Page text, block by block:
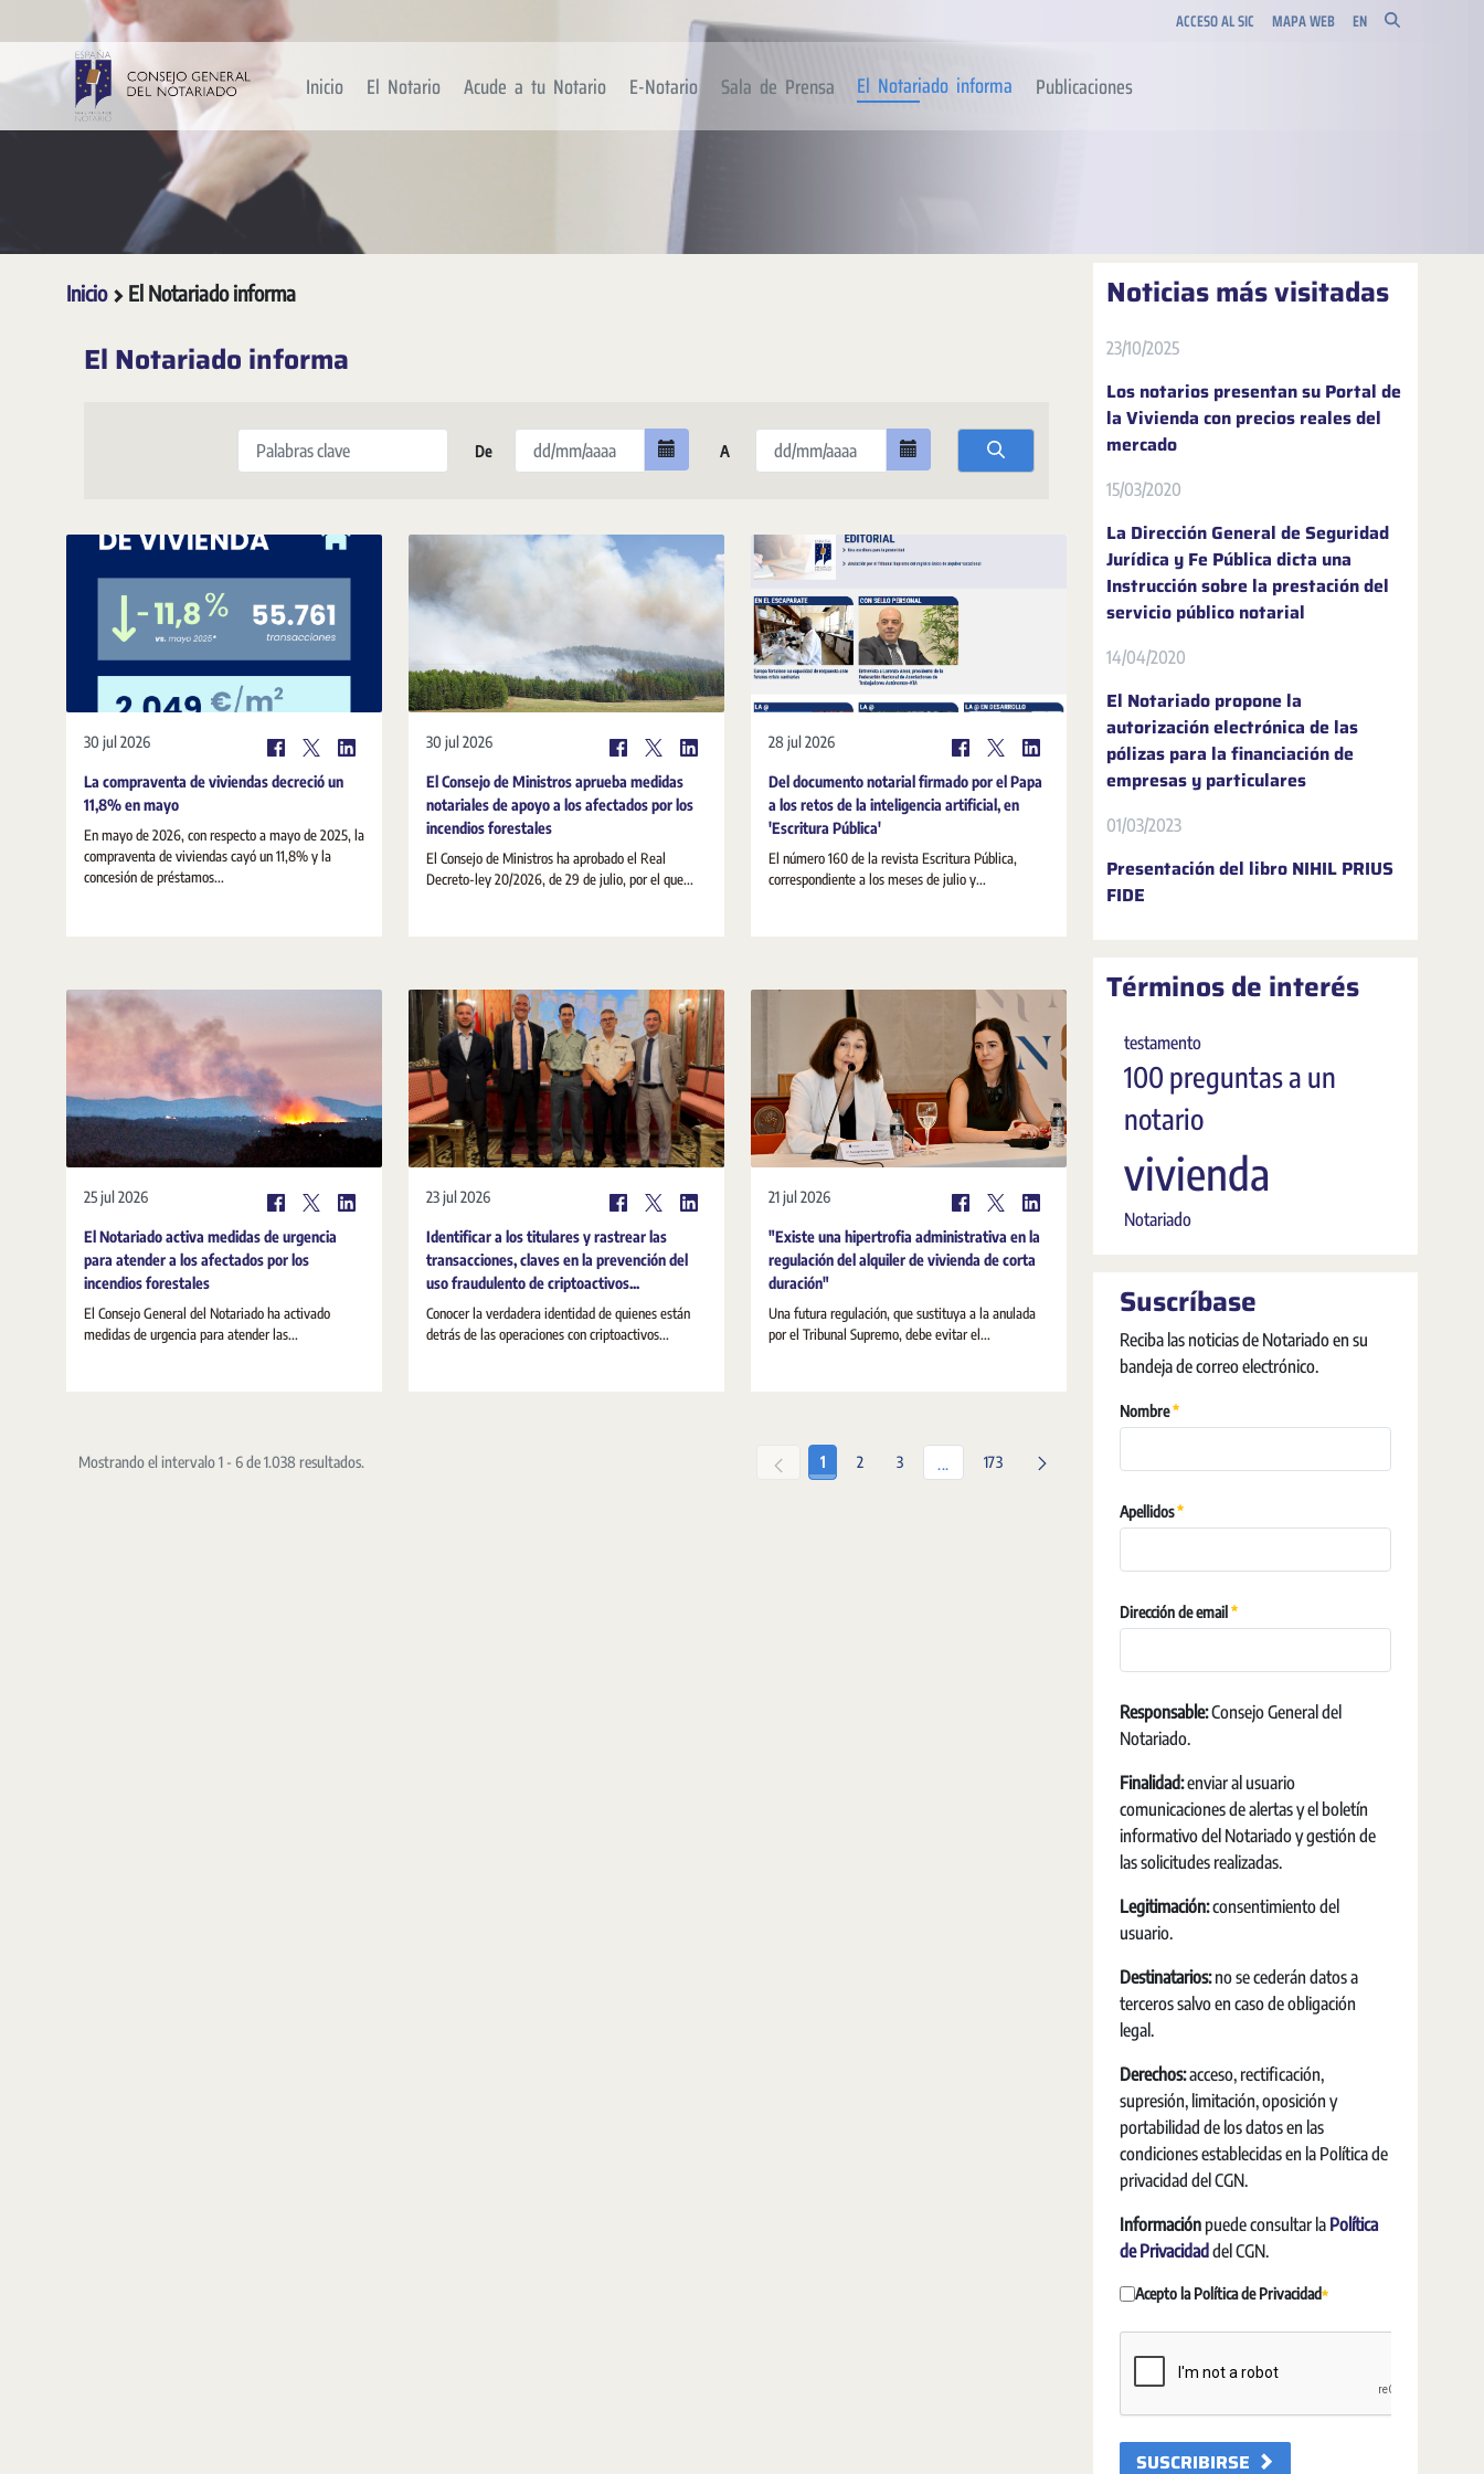
Saltar al contenido principal ACCESO AL SIC MAPA WEB EN
Inicio El Notario Acude a tu Notario E-Notario Sala de Prensa El Notariado informa Publicaciones
Inicio El Notariado informa
El Notariado informa
Palabras clave
De A
30 jul 2026
La compraventa de viviendas decreció un
11,8% en mayo
En mayo de 2026, con respecto a mayo de 2025, la
compraventa de viviendas cayó un 11,8% y la
concesión de préstamos...
30 jul 2026
El Consejo de Ministros aprueba medidas
notariales de apoyo a los afectados por los
incendios forestales
El Consejo de Ministros ha aprobado el Real
Decreto-ley 20/2026, de 29 de julio, por el que...
28 jul 2026
Del documento notarial firmado por el Papa
a los retos de la inteligencia artificial, en
'Escritura Pública'
El número 160 de la revista Escritura Pública,
correspondiente a los meses de julio y...
25 jul 2026
El Notariado activa medidas de urgencia
para atender a los afectados por los
incendios forestales
El Consejo General del Notariado ha activado
medidas de urgencia para atender las...
23 jul 2026
Identificar a los titulares y rastrear las
transacciones, claves en la prevención del
uso fraudulento de criptoactivos...
Conocer la verdadera identidad de quienes están
detrás de las operaciones con criptoactivos...
21 jul 2026
"Existe una hipertrofia administrativa en la
regulación del alquiler de vivienda de corta
duración"
Una futura regulación, que sustituya a la anulada
por el Tribunal Supremo, debe evitar el...
Mostrando el intervalo 1 - 6 de 1.038 resultados. Página
1 Página
2 Página
3 ... Páginas intermedias Use TAB para desplazarse.
Página
173
Noticias más visitadas
23/10/2025
Los notarios presentan su Portal de
la Vivienda con precios reales del
mercado
15/03/2020
La Dirección General de Seguridad
Jurídica y Fe Pública dicta una
Instrucción sobre la prestación del
servicio público notarial
14/04/2020
El Notariado propone la
autorización electrónica de las
pólizas para la financiación de
empresas y particulares
01/03/2023
Presentación del libro NIHIL PRIUS
FIDE
Términos de interés
testamento
100 preguntas a un
notario
vivienda
Notariado
Suscríbase
Reciba las noticias de Notariado en su
bandeja de correo electrónico.
Nombre Requerido
Apellidos Requerido
Dirección de email Requerido
Responsable:Consejo General del
Notariado.
Finalidad:enviar al usuario
comunicaciones de alertas y el boletín
informativo del Notariado y gestión de
las solicitudes realizadas.
Legitimación:consentimiento del
usuario.
Destinatarios:no se cederán datos a
terceros salvo en caso de obligación
legal.
Derechos:acceso, rectificación,
supresión, limitación, oposición y
portabilidad de los datos en las
condiciones establecidas en la Política de
privacidad del CGN.
Información puede consultar la Política
de Privacidad del CGN.
Acepto la Política de Privacidad
Requerido
SUSCRIBIRSE